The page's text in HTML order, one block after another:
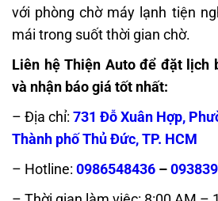
với phòng chờ máy lạnh tiện
mái trong suốt thời gian chờ.
Liên hệ Thiện Auto để đặt lịch
và nhận báo giá tốt nhất:
– Địa chỉ: 731 Đỗ Xuân Hợp,
Thành phố Thủ Đức, TP. HCM
– Hotline: 0986548436 –